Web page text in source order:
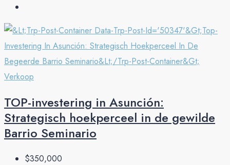
Verkoop
TOP-investering in Asunción:
Strategisch hoekperceel in de gewilde
Barrio Seminario
$350,000